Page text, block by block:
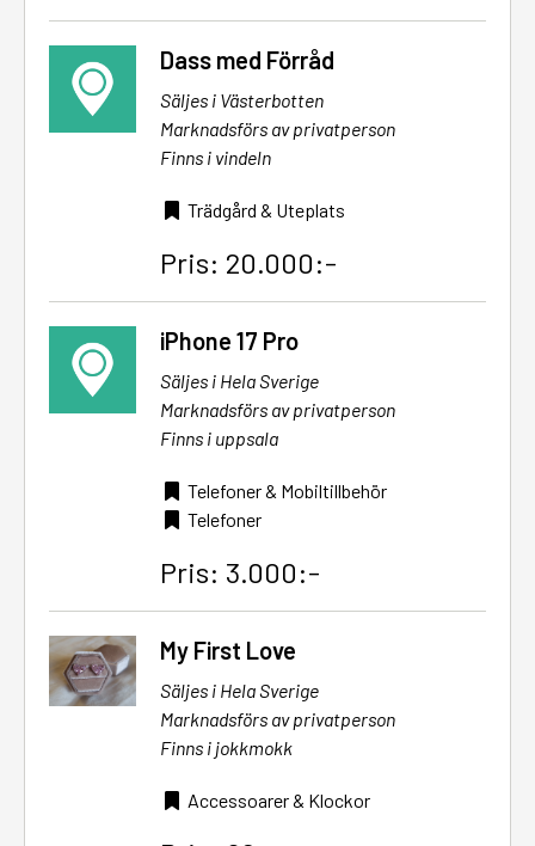
Dass med Förråd
Säljes i Västerbotten
Marknadsförs av privatperson
Finns i vindeln
Trädgård & Uteplats
Pris: 20.000:-
iPhone 17 Pro
Säljes i Hela Sverige
Marknadsförs av privatperson
Finns i uppsala
Telefoner & Mobiltillbehör
Telefoner
Pris: 3.000:-
My First Love
Säljes i Hela Sverige
Marknadsförs av privatperson
Finns i jokkmokk
Accessoarer & Klockor